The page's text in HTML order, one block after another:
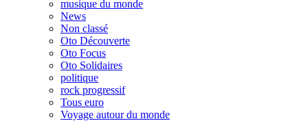
musique du monde
News
Non classé
Oto Découverte
Oto Focus
Oto Solidaires
politique
rock progressif
Tous euro
Voyage autour du monde